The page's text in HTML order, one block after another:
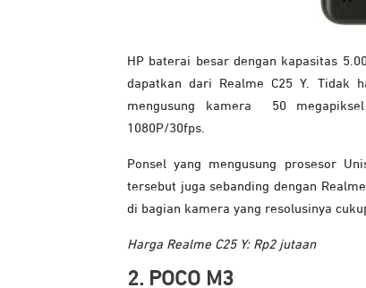
HP baterai besar dengan kapasitas
dapatkan dari Realme C25 Y. Tidak
mengusung kamera 50
1080P/30fps.
Ponsel yang mengusung prosesor
tersebut juga sebanding dengan
di bagian kamera yang resolusinya
Harga Realme C25 Y: Rp2 jutaan
2. POCO M3